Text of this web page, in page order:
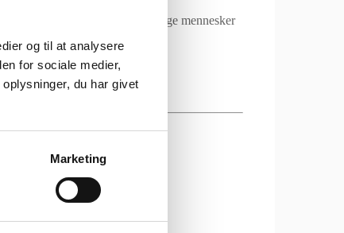
og til at analysere
for sociale medier,
du har givet
Marketing
bruges på rigtige, ægte og ærlige mennesker
værdsætter dem.